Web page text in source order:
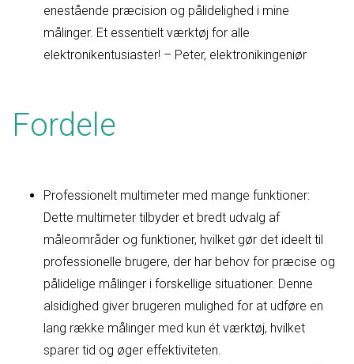
enestående præcision og pålidelighed i mine
målinger. Et essentielt værktøj for alle
elektronikentusiaster! – Peter, elektronikingeniør
Fordele
Professionelt multimeter med mange funktioner:
Dette multimeter tilbyder et bredt udvalg af
måleområder og funktioner, hvilket gør det ideelt til
professionelle brugere, der har behov for præcise og
pålidelige målinger i forskellige situationer. Denne
alsidighed giver brugeren mulighed for at udføre en
lang række målinger med kun ét værktøj, hvilket
sparer tid og øger effektiviteten.